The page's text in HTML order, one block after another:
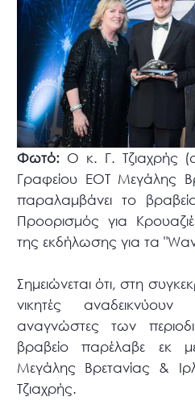
Φωτό: Ο κ. Γ. Τζιαχρής
Γραφείου ΕΟΤ Μεγάλης
παραλαμβάνει το
Προορισμός για
της εκδήλωσης για τα
Σημειώνεται ότι, στη
νικητές
αναγνώστες των
βραβείο παρέλαβε εκ
Μεγάλης Βρετανίας &
Τζιαχρής.